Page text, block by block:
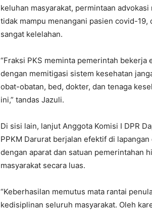
keluhan masyarakat, permintaan
tidak mampu menangani pasien covid-
sangat kelelahan.
“Fraksi PKS meminta pemerintah
dengan memitigasi sistem kesehatan
obat-obatan, bed, dokter, dan tenaga
ini,” tandas Jazuli.
Di sisi lain, lanjut Anggota Komisi I DPR
PPKM Darurat berjalan efektif di
dengan aparat dan satuan pemerintahan
masyarakat secara luas.
“Keberhasilan memutus mata rantai
kedisiplinan seluruh masyarakat. Oleh